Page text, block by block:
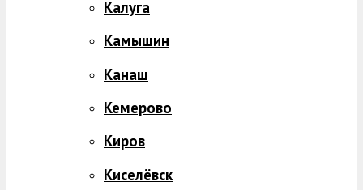
Калуга
Камышин
Канаш
Кемерово
Киров
Киселёвск